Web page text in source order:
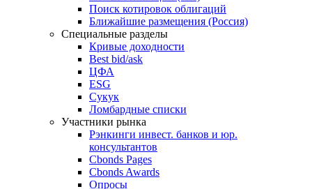
Облигации
Поиски
Поиск облигаций & Карты рынка
Поиск облигаций (ИИ)
Поиск котировок облигаций
Ближайшие размещения (Россия)
Специальные разделы
Кривые доходности
Best bid/ask
ЦФА
ESG
Сукук
Ломбардные списки
Участники рынка
Рэнкинги инвест. банков и юр.